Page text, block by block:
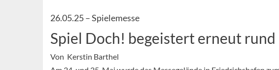
26.05.25 –Spielemesse
Spiel Doch! begeistert erneut rund
Von Kerstin Barthel